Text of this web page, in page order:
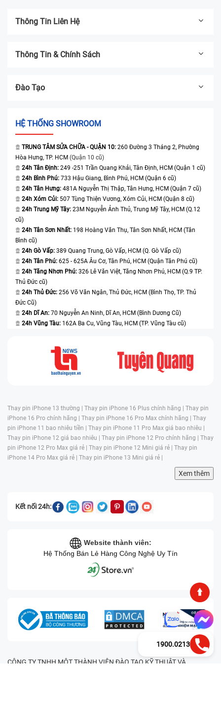
Thông Tin Liên Hệ
Thông Tin & Chính Sách
Đào Tạo
HỆ THỐNG SHOWROOM
TRUNG TÂM SỬA CHỮA - QUẬN 10: 260 Đường 3 Tháng 2, Phường
Hòa Hưng, TP. HCM (Quận 10 cũ)
24h Tân Định: 249 -251 Trần Quang Khải, Tân Định, HCM (Quận 1 cũ)
24h Bình Phú: 733 Hậu Giang, Bình Phú, HCM (Quận 6 cũ)
24h Tân Hưng: 481A Nguyễn Thị Thập, Tân Hưng, HCM (Quận 7 cũ)
24h Xóm Củi: 507 Tùng Thiện Vương, Xóm Củi, HCM (Quận 8 cũ)
24h Trung Mỹ Tây: 23M Nguyễn Ảnh Thủ, Trung Mỹ Tây, HCM (Q.12
cũ)
24h Tân Sơn Nhất: 198 Hoàng Văn Thụ, Tân Sơn Nhất, HCM (Tân
Bình cũ)
24h Gò Vấp: 389 Quang Trung, Gò Vấp, HCM (Q. Gò Vấp cũ)
24h Tân Phú: 625 - 625A Âu Cơ, Tân Phú, HCM (Quận Tân Phú cũ)
24h Tăng Nhơn Phú: 326 Lê Văn Việt, Tăng Nhơn Phú, HCM (Q.9 TP.
Thủ Đức cũ)
24h Thủ Đức: 256 Võ Văn Ngân, Thủ Đức, HCM (Bình Thọ, TP. Thủ
Đức Cũ)
24h Dĩ An: 70 Nguyễn An Ninh, Dĩ An, HCM (Bình Dương Cũ)
24h Vũng Tàu: 162A Ba Cu, Vũng Tàu, HCM (TP. Vũng Tàu cũ)
Thay pin iPhone 13 thường | Thay pin iPhone 16 Plus chính hãng | Thay pin
iPhone 16 Pro chính hãng | Thay pin iPhone 16 Pro Max chính hãng | Thay
pin iPhone 11 bao nhiêu tiền | Thay pin iPhone 11 Pro Max giá bao nhiêu |
Thay pin iPhone 12 giá bao nhiêu | Thay pin iPhone 12 Pro chính hãng | Thay
pin iPhone 12 Pro Max giá rẻ | Thay pin iPhone 12 Mini giá rẻ | Thay pin
iPhone 14 Pro Max giá rẻ | Thay pin iPhone 13 Mini giá rẻ |
Xem thêm
Kết nối 24h:
Website thành viên:
Hệ Thống Bán Lẻ Hàng Công Nghệ Uy Tín
CÔNG TY TNHH MỘT THÀNH VIÊN ĐÀO TẠO KỸ THUẬT VÀ
1900.0213